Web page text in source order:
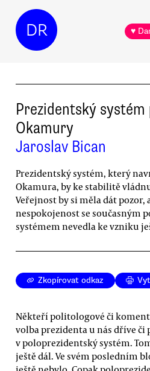
DR ♥
Prezidentský systém
Okamury
Jaroslav Bican
Prezidentský systém, který
Okamura, by ke stabilitě
Veřejnost by si měla dát pozor,
nespokojenost se současným
systémem nevedla ke vzniku
Zkopírovat odkaz
Někteří politologové či
volba prezidenta u nás dříve či
v poloprezidentský systém.
ještě dál. Ve svém posledním